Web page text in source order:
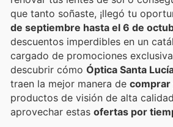
que tanto soñaste, ¡llegó tu
de septiembre hasta el 6 de
descuentos imperdibles en un
cargado de promociones
descubrir cómo Óptica Santa
traen la mejor manera de comprar
productos de visión de alta
aprovechar estas ofertas por